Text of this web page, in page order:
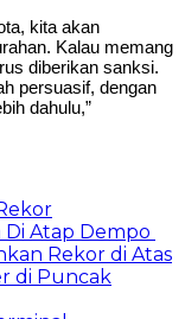
kita akan
Kalau memang
diberikan sanksi.
persuasif, dengan
dahulu,”
Atap Dempo
Rekor di Atas
di Puncak